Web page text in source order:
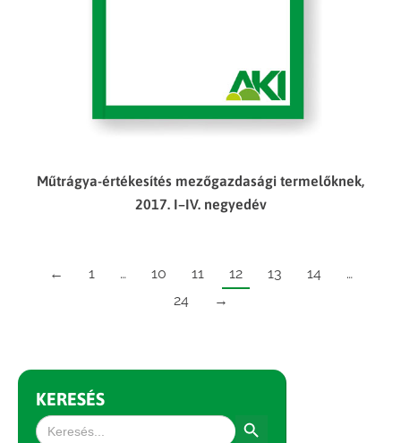
Műtrágya-értékesítés mezőgazdasági termelőknek,
2017. I–IV. negyedév
← 1 … 10 11 12 13 14
…
24
→
KERESÉS
Search
for: